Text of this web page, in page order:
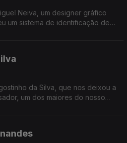
Neiva, um designer gráfico
de
da Silva, que nos deixou a
um dos maiores do nosso